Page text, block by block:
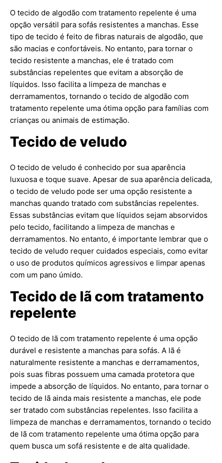
O tecido de algodão com tratamento repelente é uma
opção versátil para sofás resistentes a manchas. Esse
tipo de tecido é feito de fibras naturais de algodão, que
são macias e confortáveis. No entanto, para tornar o
tecido resistente a manchas, ele é tratado com
substâncias repelentes que evitam a absorção de
líquidos. Isso facilita a limpeza de manchas e
derramamentos, tornando o tecido de algodão com
tratamento repelente uma ótima opção para famílias com
crianças ou animais de estimação.
Tecido de veludo
O tecido de veludo é conhecido por sua aparência
luxuosa e toque suave. Apesar de sua aparência delicada,
o tecido de veludo pode ser uma opção resistente a
manchas quando tratado com substâncias repelentes.
Essas substâncias evitam que líquidos sejam absorvidos
pelo tecido, facilitando a limpeza de manchas e
derramamentos. No entanto, é importante lembrar que o
tecido de veludo requer cuidados especiais, como evitar
o uso de produtos químicos agressivos e limpar apenas
com um pano úmido.
Tecido de lã com tratamento
repelente
O tecido de lã com tratamento repelente é uma opção
durável e resistente a manchas para sofás. A lã é
naturalmente resistente a manchas e derramamentos,
pois suas fibras possuem uma camada protetora que
impede a absorção de líquidos. No entanto, para tornar o
tecido de lã ainda mais resistente a manchas, ele pode
ser tratado com substâncias repelentes. Isso facilita a
limpeza de manchas e derramamentos, tornando o tecido
de lã com tratamento repelente uma ótima opção para
quem busca um sofá resistente e de alta qualidade.